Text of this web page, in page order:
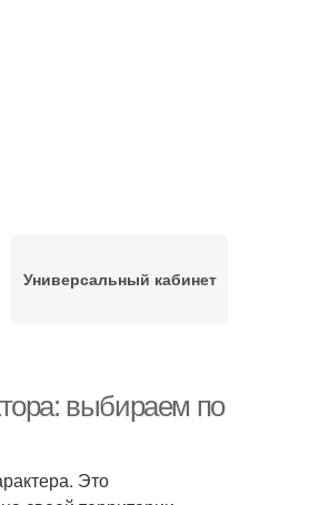
Универсальный кабинет
выбираем по
Это